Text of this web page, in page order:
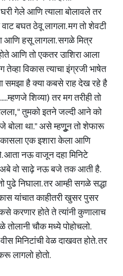
गेले आणि त्याला बोलावले तर
बघत ठेवू लागला. मग तो शेवटी
आणि हसू लागला. सगळे मित्र
आणि तो एकतर उाशिरा आला
विकास त्याचा इंग्रजी भाषेत
समझा है क्या कबसे राह देख रहे है
शिव्या) तर मग तरीही तो
" तुमको इतने जल्दी आने को
बोला था." असे म्हणुून तो शेफारू
एक इशारा केला आणि
आता नऊ वाजून दहा मिनिटे
अबे वो साढ़े नऊ बजे तक आती है.
निघाला. तर आम्ही सगळे सद्धा
यांचात काहीतरी खुसर पुसर
करणार होते ते त्यांनी कुणालाच
चौक मध्ये पोहोचलो.
मिनिटांची वेळ दाखवत होते. तर
लागलो होतो.